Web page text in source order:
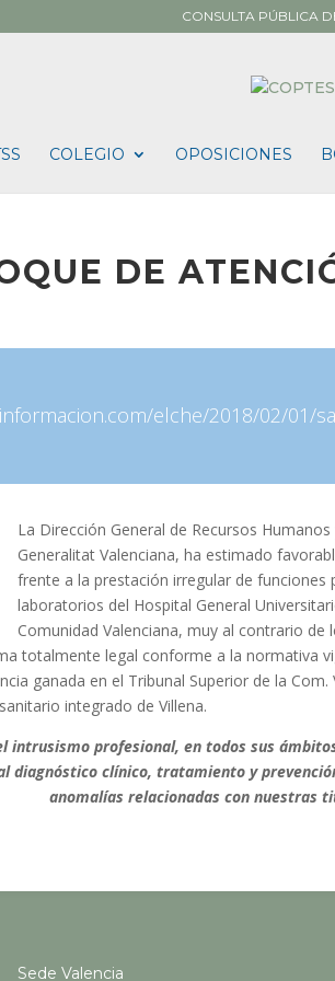
CONSULTA PÚBLICA
COLEGIO OPOSICIONES
DE
elche/2018/02/01/
La Dirección General de Recursos
Generalitat Valenciana, ha estimado
frente a la prestación irregular de
laboratorios del Hospital General
Comunidad Valenciana, muy al contrario de
totalmente legal conforme a la normativa
ganada en el Tribunal Superior de la
integrado de Villena.
intrusismo profesional, en todos sus
diagnóstico clínico, tratamiento y
anomalías relacionadas con nuestras
Sede Valencia